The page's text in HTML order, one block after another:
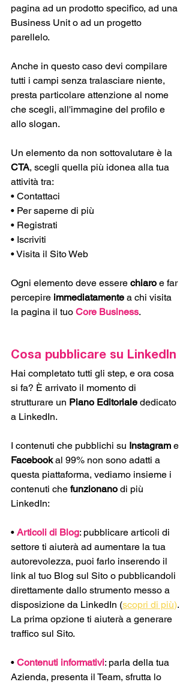
pagina ad un prodotto specifico, ad una
Business Unit o ad un progetto
parellelo.
Anche in questo caso devi compilare
tutti i campi senza tralasciare niente,
presta particolare attenzione al nome
che scegli, all'immagine del profilo e
allo slogan.
Un elemento da non sottovalutare è la
CTA, scegli quella più idonea alla tua
attività tra:
• Contattaci
• Per saperne di più
• Registrati
• Iscriviti
• Visita il Sito Web
Ogni elemento deve essere chiaro e far
percepire immediatamente a chi visita
la pagina il tuo Core Business.
Cosa pubblicare su LinkedIn
Hai completato tutti gli step, e ora cosa
si fa? È arrivato il momento di
strutturare un Piano Editoriale dedicato
a LinkedIn.
I contenuti che pubblichi su Instagram e
Facebook al 99% non sono adatti a
questa piattaforma, vediamo insieme i
contenuti che funzionano di più
LinkedIn:
• Articoli di Blog: pubblicare articoli di
settore ti aiuterà ad aumentare la tua
autorevolezza, puoi farlo inserendo il
link al tuo Blog sul Sito o pubblicandoli
direttamente dallo strumento messo a
disposizione da LinkedIn (scopri di più).
La prima opzione ti aiuterà a generare
traffico sul Sito.
• Contenuti informativi: parla della tua
Azienda, presenta il Team, sfrutta lo